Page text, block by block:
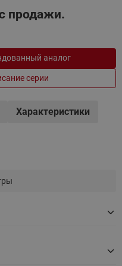
продажи.
аналог
серии
Характеристики